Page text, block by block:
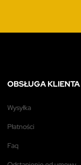
OBSŁUGA KLIENTA
wysyłka
płatności
faq